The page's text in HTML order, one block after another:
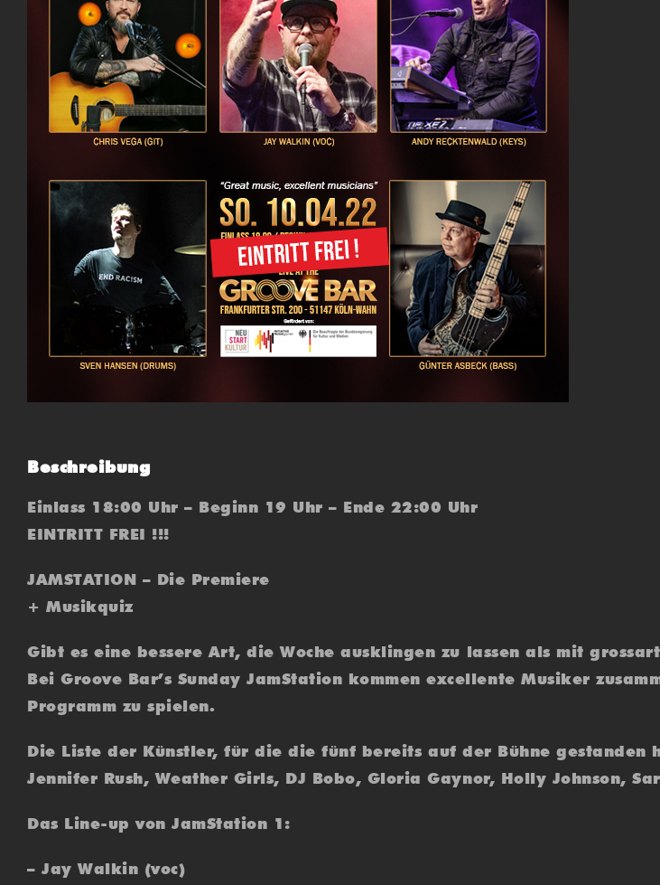
Beschreibung
Einlass 18:00 Uhr – Beginn 19 Uhr – Ende 22:00 Uhr
EINTRITT FREI !!!
JAMSTATION – Die Premiere
+ Musikquiz
Gibt es eine bessere Art, die Woche ausklingen zu lassen als mit
Bei Groove Bar’s Sunday JamStation kommen excellente Musiker
Programm zu spielen.
Die Liste der Künstler, für die die fünf bereits auf der Bühne gestanden
Jennifer Rush, Weather Girls, DJ Bobo, Gloria Gaynor, Holly Johnson,
Das Line-up von JamStation 1:
– Jay Walkin (voc)